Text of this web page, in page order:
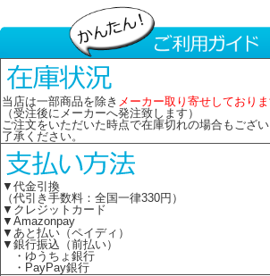
当店は一部商品を除き メーカー取り寄せしておりま
（受注後にメーカーへ発注致します）
ご注文をいただいた時点で在庫切れの場合もござ
了承ください。
▼代金引換
（代引き手数料：全国一律330円）
▼クレジットカード
▼Amazonpay
▼あと払い（ペイディ）
▼銀行振込（前払い）
・ゆうちょ銀行
・PayPay銀行